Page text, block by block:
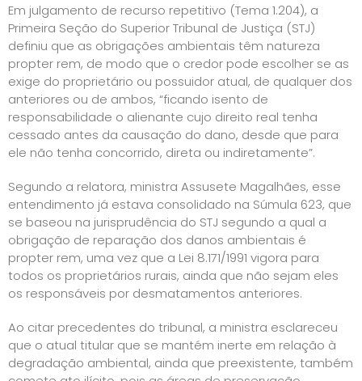
​Em julgamento de recurso repetitivo (Tema 1.204), a
Primeira Seção do Superior Tribunal de Justiça (STJ)
definiu que as obrigações ambientais têm natureza
propter rem, de modo que o credor pode escolher se as
exige do proprietário ou possuidor atual, de qualquer dos
anteriores ou de ambos, “ficando isento de
responsabilidade o alienante cujo direito real tenha
cessado antes da causação do dano, desde que para
ele não tenha concorrido, direta ou indiretamente”.
Segundo a relatora, ministra Assusete Magalhães, esse
entendimento já estava consolidado na Súmula 623, que
se baseou na jurisprudência do STJ segundo a qual a
obrigação de reparação dos danos ambientais é
propter rem, uma vez que a Lei 8.171/1991 vigora para
todos os proprietários rurais, ainda que não sejam eles
os responsáveis por desmatamentos anteriores.
Ao citar precedentes do tribunal, a ministra esclareceu
que o atual titular que se mantém inerte em relação à
degradação ambiental, ainda que preexistente, também